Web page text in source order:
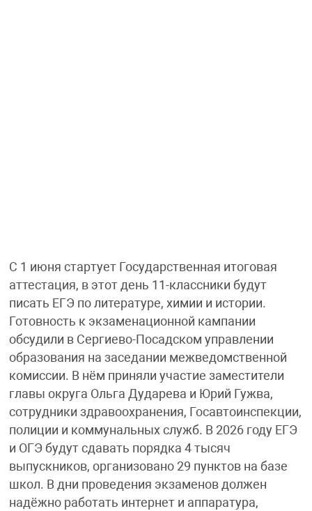
С 1 июня стартует Государственная итоговая
аттестация, в этот день 11-классники будут
писать ЕГЭ по литературе, химии и истории.
Готовность к экзаменационной кампании
обсудили в Сергиево-Посадском управлении
образования на заседании межведомственной
комиссии. В нём приняли участие заместители
главы округа Ольга Дударева и Юрий Гужва,
сотрудники здравоохранения, Госавтоинспекции,
полиции и коммунальных служб. В 2026 году ЕГЭ
и ОГЭ будут сдавать порядка 4 тысяч
выпускников, организовано 29 пунктов на базе
школ. В дни проведения экзаменов должен
надёжно работать интернет и аппаратура,